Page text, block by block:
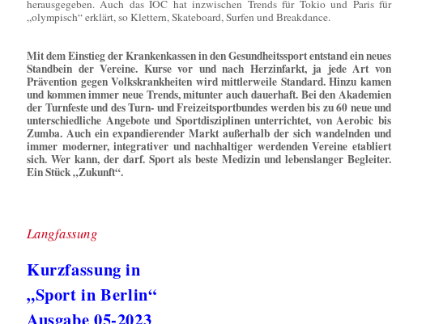
herausgegeben. Auch das IOC hat inzwischen Trends für Tokio und Paris für
„olympisch“ erklärt, so Klettern, Skateboard, Surfen und Breakdance.
Mit dem Einstieg der Krankenkassen in den Gesundheitssport entstand ein neues
Standbein der Vereine. Kurse vor und nach Herzinfarkt, ja jede Art von
Prävention gegen Volkskrankheiten wird mittlerweile Standard. Hinzu kamen
und kommen immer neue Trends, mitunter auch dauerhaft. Bei den Akademien
der Turnfeste und des Turn- und Freizeitsportbundes werden bis zu 60 neue und
unterschiedliche Angebote und Sportdisziplinen unterrichtet, von Aerobic bis
Zumba. Auch ein expandierender Markt außerhalb der sich wandelnden und
immer moderner, integrativer und nachhaltiger werdenden Vereine etabliert
sich. Wer kann, der darf. Sport als beste Medizin und lebenslanger Begleiter.
Ein Stück „Zukunft“.
Langfassung
Kurzfassung in
„Sport in Berlin“
Ausgabe 05-2023